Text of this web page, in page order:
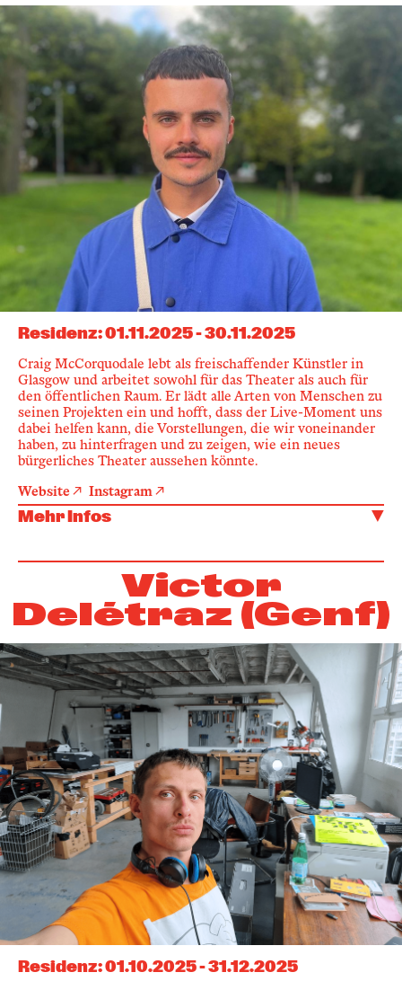
Residenz:01.11.2025-30.11.2025
Craig McCorquodale lebt als freischaffender Künstler in
Glasgow und arbeitet sowohl für das Theater als auch für
den öffentlichen Raum. Er lädt alle Arten von Menschen zu
seinen Projekten ein und hofft, dass der Live-Moment uns
dabei helfen kann, die Vorstellungen, die wir voneinander
haben, zu hinterfragen und zu zeigen, wie ein neues
bürgerliches Theater aussehen könnte.
Website Instagram
Mehr Infos
Victor
Delétraz (Genf)
Residenz:01.10.2025-31.12.2025